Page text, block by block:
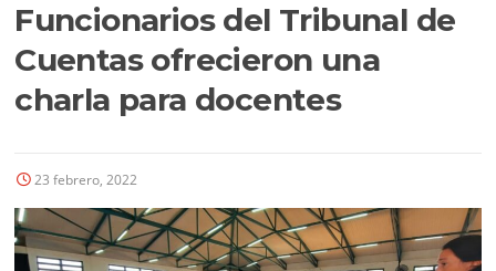
Funcionarios del Tribunal de
Cuentas ofrecieron una
charla para docentes
23 febrero, 2022